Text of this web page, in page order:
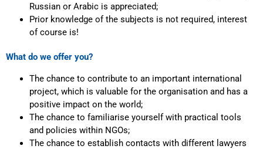
Russian or Arabic is appreciated;
Prior knowledge of the subjects is not required, interest
of course is!
What do we offer you?
The chance to contribute to an important international
project, which is valuable for the organisation and has a
positive impact on the world;
The chance to familiarise yourself with practical tools
and policies within NGOs;
The chance to establish contacts with different lawyers